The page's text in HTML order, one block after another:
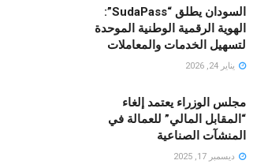
السودان يطلق “SudaPass”:
الهوية الرقمية الوطنية الموحدة
لتسهيل الخدمات والمعاملات
يناير 24, 2026
مجلس الوزراء يعتمد إلغاء
“المقابل المالي” للعمالة في
المنشآت الصناعية
ديسمبر 17, 2025